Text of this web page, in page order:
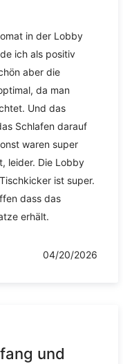
in der Lobby
ich als positiv
aber die
da man
Und das
Schlafen darauf
waren super
leider. Die Lobby
ist super.
dass das
erhält.
04/20/2026
und